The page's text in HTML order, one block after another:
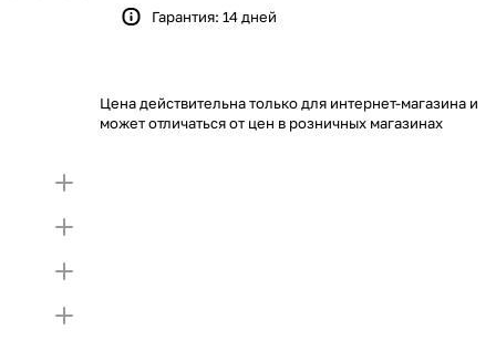
части платежа и Первого
сумму нужно внести Первым взносом
Гарантия: 14 дней
Цена действительна только для интернет-магазина и
может отличаться от цен в розничных магазинах